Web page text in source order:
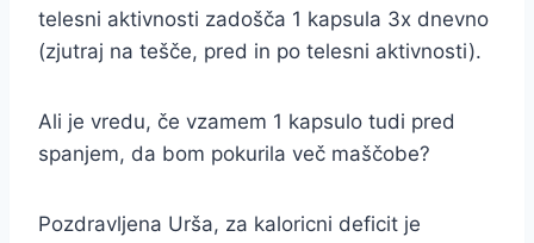
telesni aktivnosti zadošča 1 kapsula 3x dnevno
(zjutraj na tešče, pred in po telesni aktivnosti).
Ali je vredu, če vzamem 1 kapsulo tudi pred
spanjem, da bom pokurila več maščobe?
Pozdravljena Urša, za kaloricni deficit je